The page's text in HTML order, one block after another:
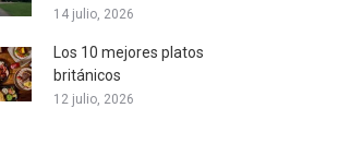
14 julio, 2026
Los 10 mejores platos
británicos
12 julio, 2026